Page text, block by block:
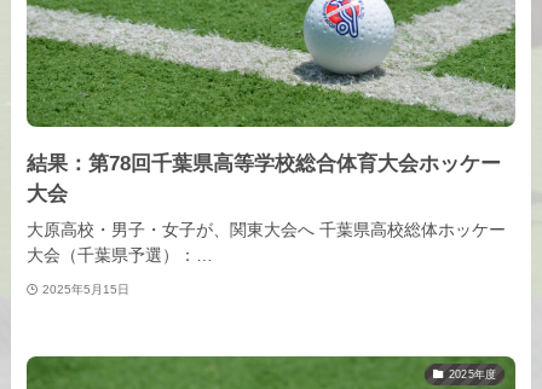
結果：第78回千葉県高等学校総合体育大会ホッケー
大会
大原高校・男子・女子が、関東大会へ 千葉県高校総体ホッケー
大会（千葉県予選）：…
2025年5月15日
2025年度